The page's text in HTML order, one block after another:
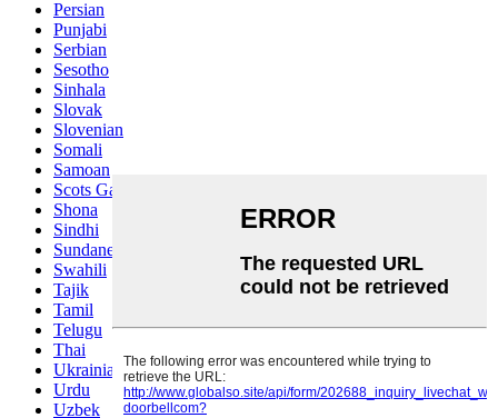
Persian
Punjabi
Serbian
Sesotho
Sinhala
Slovak
Slovenian
Somali
Samoan
Scots Gaelic
Shona
Sindhi
Sundanese
Swahili
Tajik
Tamil
Telugu
Thai
Ukrainian
Urdu
Uzbek